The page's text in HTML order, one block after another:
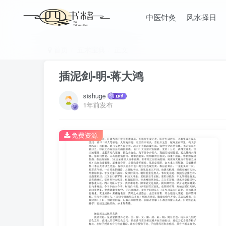
中医针灸 风水择日
插泥剑-明-蒋大鸿
sishuge
1年前发布
免费资源